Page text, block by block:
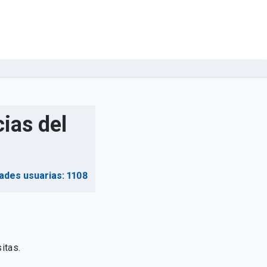
del
usuarias: 1108